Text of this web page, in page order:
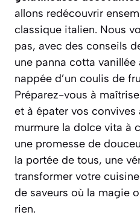
allons redécouvrir
classique italien. Nous
pas, avec des conseils
une panna cotta
nappée d’un coulis de
Préparez-vous à
et à épater vos convives
murmure la dolce vita à
une promesse de
la portée de tous, une
transformer votre
de saveurs où la magie
rien.